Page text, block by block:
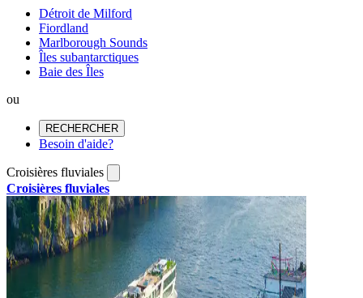
Détroit de Milford
Fiordland
Marlborough Sounds
Îles subantarctiques
Baie des Îles
ou
RECHERCHER
Besoin d'aide?
Croisières fluviales
Croisières fluviales